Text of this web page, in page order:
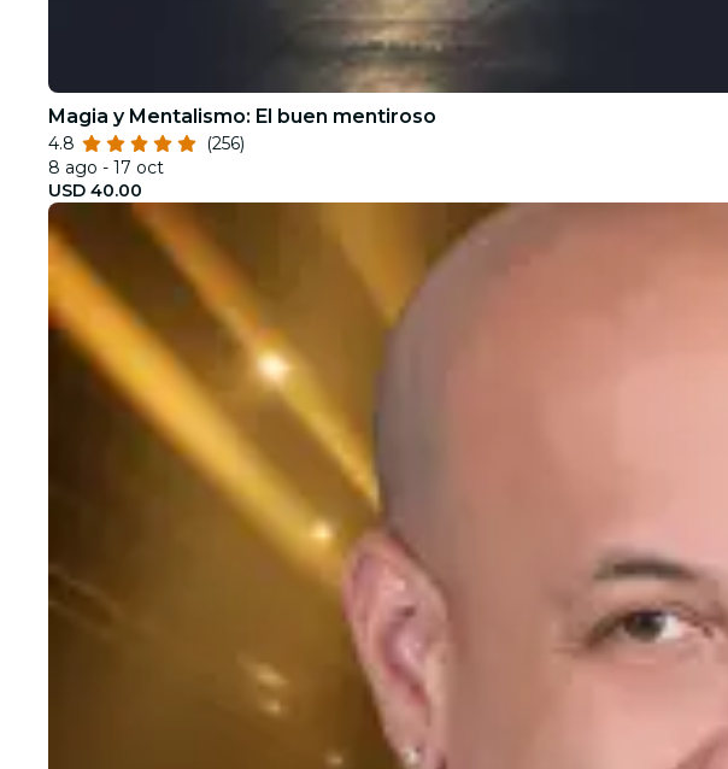
Magia y Mentalismo: El buen mentiroso
4.8
(256)
8 ago - 17 oct
USD 40.00